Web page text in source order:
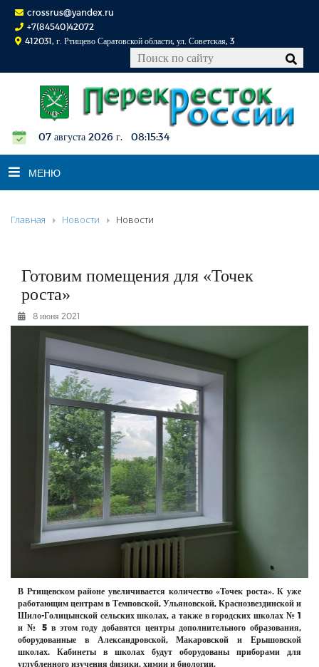
crossrus@yandex.ru
+7(84540)42072
412031, г. Ртищево Саратовской области, ул. Советская, 3
07 августа 2026 г. 08:15:35
МЕНЮ
НОВОСТИ
К СВЕДЕНИЮ
КОНКУРСЫ
ФОТОРЕПОРТАЖИ
ОБЪЯВЛЕНИЯ
КОНТАКТЫ
Главная Новости Новости
Готовим помещения для «Точек
роста»
8 июня 2021
В Ртищевском районе увеличивается количество «Точек роста». К уже
работающим центрам в Темповской, Ульяновской, Краснозвездинской и
Шило-Голицынской сельских школах, а также в городских школах № 1
и № 5 в этом году добавятся центры дополнительного образования,
оборудованные в Александровской, Макаровской и Ерышовской
школах. Кабинеты в школах будут оборудованы приборами для
углубленного изучения физики, химии и биологии.